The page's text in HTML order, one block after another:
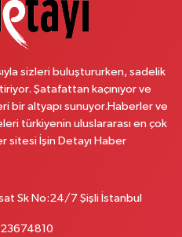
No:10B Altınokta Körler Vakfı
Caddesi 6 3 PLEVNE KONUTLARI
Al
Bulvarı 154 B MEMORIAL
sizleri buluştururken, sadelik
Şatafattan kaçınıyor ve
bir altyapı sunuyor.Haberler ve
türkiyenin uluslararası en çok
sitesi İşin Detayı Haber
Sk No:24/7 Şişli İstanbul